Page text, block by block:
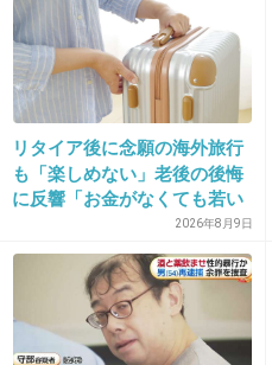
13. 匿名 2026/07/08(水) 16:57:03
>>1
痛すぎて読めない。
なんですか？この化け
3件の返信
14. 匿名2026/07/08(水) 16:57:08
リタイア後に念願の海外旅行
も「楽しめない」老後の後悔
に反響「お金がなくても若い
うちに？」50代以上の切実な
声
2026年8月9日